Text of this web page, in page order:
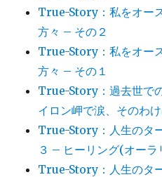
True-Story：私をオー
方々 – その２
True-Story：私をオー
方々 – その１
True-Story：過去世で
イロン岬で涙、そのわけ
True-Story：人生のタ
３ – ヒーリング(オー
True-Story：人生のタ